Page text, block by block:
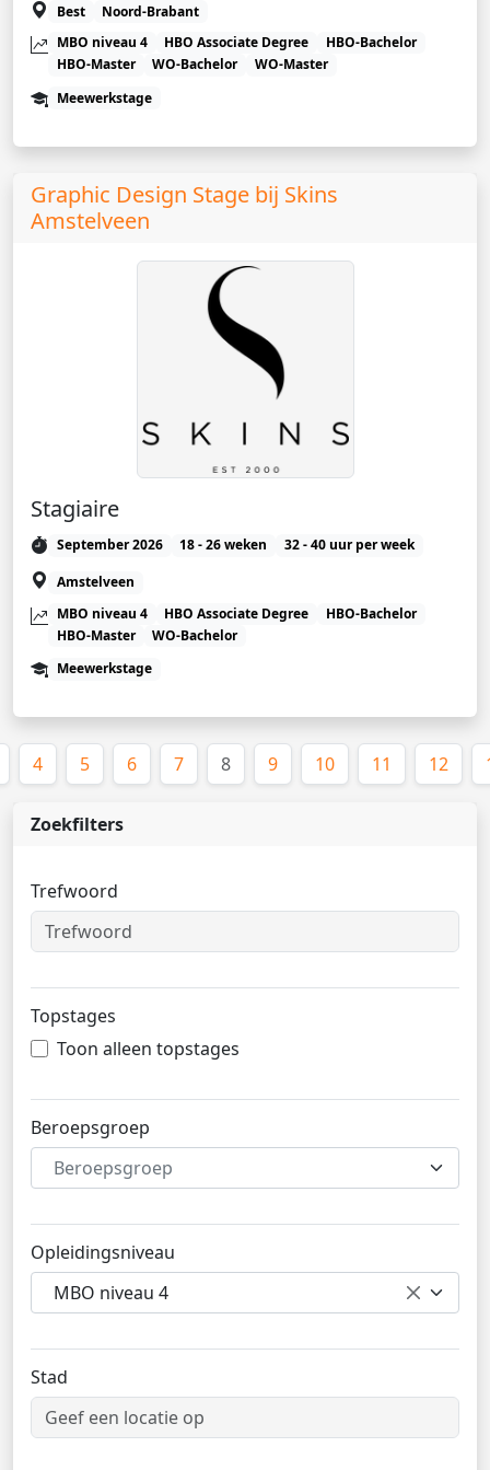
Zoekfilters
Trefwoord
Topstages
Toon alleen topstages
Beroepsgroep
Beroepsgroep
Opleidingsniveau
MBO niveau 4
Stad
Best
Noord-Brabant
MBO niveau 4
HBO Associate Degree
HBO-Bachelor
HBO-Master
WO-Bachelor
WO-Master
Meewerkstage
Graphic Design Stage bij Skins
Amstelveen
Stagiaire
September 2026 18 - 26 weken
32 - 40 uur per week
Amstelveen
MBO niveau 4
HBO Associate Degree
HBO-Bachelor
HBO-Master
WO-Bachelor
Meewerkstage
4 5 6 7 8(huidige)
9 10 11 12